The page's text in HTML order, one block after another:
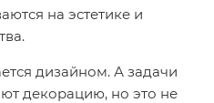
на эстетике и
дизайном. А задачи
декорацию, но это не